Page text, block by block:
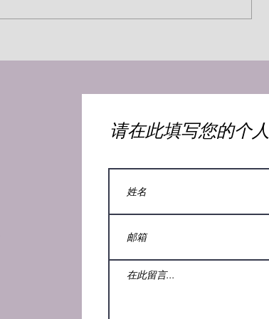
苦杯（约翰·麦克阿瑟）
请在此填写您的个